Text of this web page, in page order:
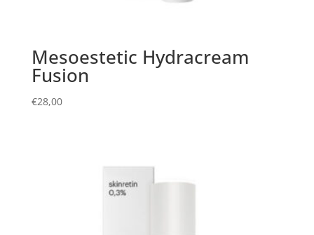
Mesoestetic Hydracream
Fusion
€28,00